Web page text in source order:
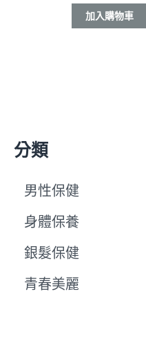
分類
男性保健
身體保養
銀髮保健
青春美麗
加入購物車